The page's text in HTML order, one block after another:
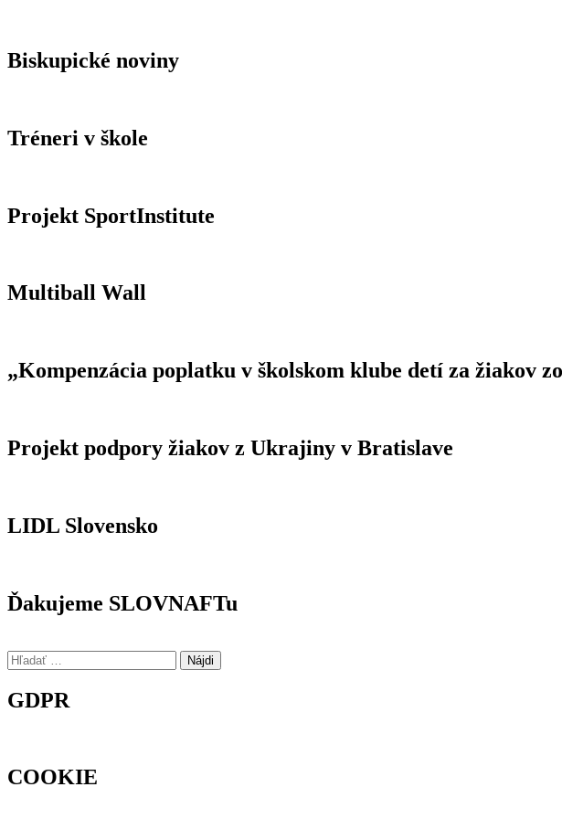
Biskupické noviny
Tréneri v škole
Projekt SportInstitute
Multiball Wall
„Kompenzácia poplatku v školskom klube detí za žiakov
Projekt podpory žiakov z Ukrajiny v Bratislave
LIDL Slovensko
Ďakujeme SLOVNAFTu
Hľadať:
GDPR
COOKIE